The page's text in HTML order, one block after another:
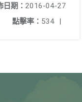
日期： 2016-04-27
點擊率： 534 |